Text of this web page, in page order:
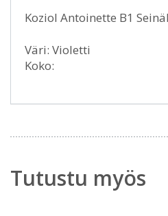
Koziol Antoinette B1
Väri: Violetti
Koko:
Tutustu myös